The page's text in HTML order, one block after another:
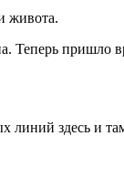
живота.
Теперь пришло
здесь и